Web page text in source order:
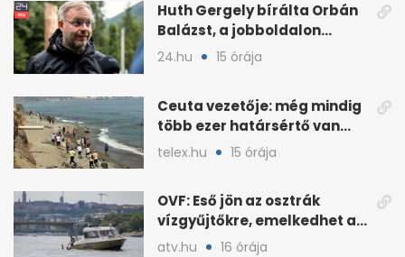
Huth Gergely bírálta Orbán
Balázst, a jobboldalon
„szekunder szégyent”
24.hu 15 órája
Ceuta vezetője: még mindig
több ezer határsértő van
illegálisan az exklávéban
telex.hu 15 órája
OVF: Eső jön az osztrák
vízgyűjtőkre, emelkedhet a
Duna vízszintje
atv.hu 16 órája